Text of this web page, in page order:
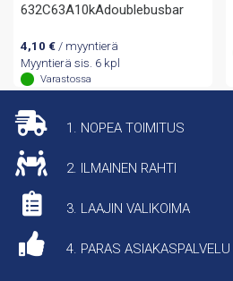
632C63A10kAdoublebusbar
4,10 €/ myyntierä
Myyntierä sis. 6 kpl
Varastossa
1. NOPEA TOIMITUS
2. ILMAINEN RAHTI
3. LAAJIN VALIKOIMA
4. PARAS ASIAKASPALVELU